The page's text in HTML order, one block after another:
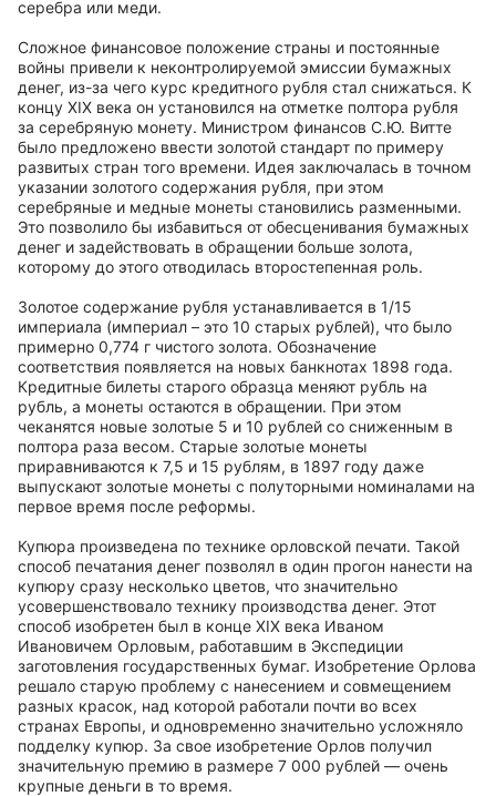
серебра или меди.
Сложное финансовое положение страны и постоянные
войны привели к неконтролируемой эмиссии бумажных
денег, из-за чего курс кредитного рубля стал снижаться. К
концу XIX века он установился на отметке полтора рубля
за серебряную монету. Министром финансов С.Ю. Витте
было предложено ввести золотой стандарт по примеру
развитых стран того времени. Идея заключалась в точном
указании золотого содержания рубля, при этом
серебряные и медные монеты становились разменными.
Это позволило бы избавиться от обесценивания бумажных
денег и задействовать в обращении больше золота,
которому до этого отводилась второстепенная роль.
Золотое содержание рубля устанавливается в 1/15
империала (империал – это 10 старых рублей), что было
примерно 0,774 г чистого золота. Обозначение
соответствия появляется на новых банкнотах 1898 года.
Кредитные билеты старого образца меняют рубль на
рубль, а монеты остаются в обращении. При этом
чеканятся новые золотые 5 и 10 рублей со сниженным в
полтора раза весом. Старые золотые монеты
приравниваются к 7,5 и 15 рублям, в 1897 году даже
выпускают золотые монеты с полуторными номиналами на
первое время после реформы.
Купюра произведена по технике орловской печати. Такой
способ печатания денег позволял в один прогон нанести на
купюру сразу несколько цветов, что значительно
усовершенствовало технику производства денег. Этот
способ изобретен был в конце XIX века Иваном
Ивановичем Орловым, работавшим в Экспедиции
заготовления государственных бумаг. Изобретение Орлова
решало старую проблему с нанесением и совмещением
разных красок, над которой работали почти во всех
странах Европы, и одновременно значительно усложняло
подделку купюр. За свое изобретение Орлов получил
значительную премию в размере 7 000 рублей — очень
крупные деньги в то время.